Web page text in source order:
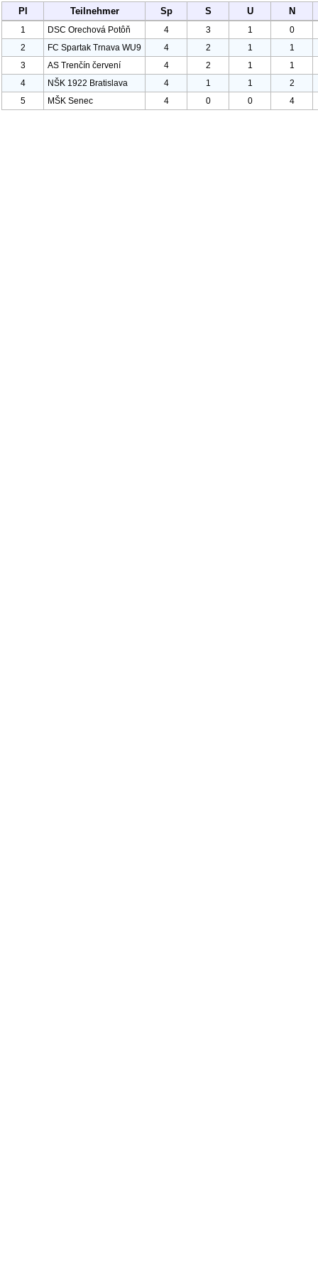
Pl Teilnehmer Sp S U N
1 DSC Orechová Potôň 4 3 1
0
2
FC Spartak Trnava WU9 4 2 1
1
3
AS Trenčín červení 4 2 1
1
4
NŠK 1922 Bratislava 4 1 1
2
5
MŠK Senec 4 0 0 4